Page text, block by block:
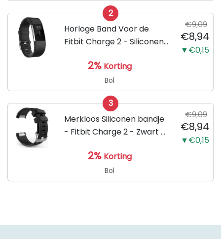
2
Horloge Band Voor de
Fitbit Charge 2 - Siliconen
Armband Large - Geschikt
voor de Activity Tracker /
Polsband / Strap Band /...
€9,09
€8,94
▼€0,15
2% Korting
Bol
3
Merkloos Siliconen bandje
- Fitbit Charge 2 - Zwart -
€9,09
€8,94
▼€0,15
2% Korting
Bol